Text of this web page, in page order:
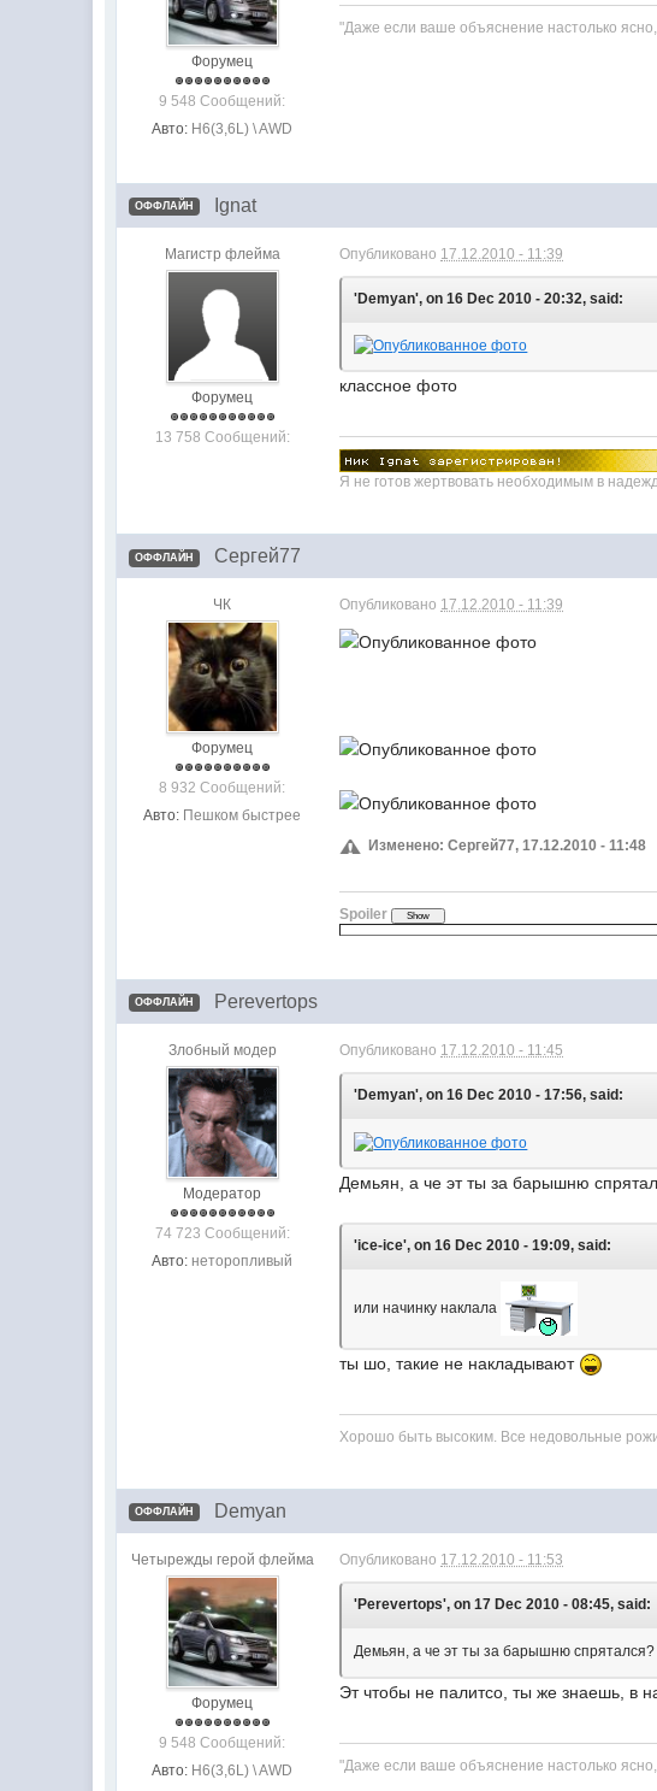
Форумец
9 548 Сообщений:
Авто: H6(3,6L) \ AWD
"Даже если ваше объяснение настолько
ОФФЛАЙН Ignat
Магистр флейма
Форумец
13 758 Сообщений:
Опубликовано 17.12.2010 - 11:39
'Demyan', on 16 Dec 2010 - 20:32, said:
классное фото
Я не готов жертвовать необходимым в
ОФФЛАЙН Сергей77
ЧК
Форумец
8 932 Сообщений:
Авто: Пешком быстрее
Опубликовано 17.12.2010 - 11:39
Изменено: Сергей77, 17.12.2010 - 11:48
Spoiler
ОФФЛАЙН Perevertops
Злобный модер
Модератор
74 723 Сообщений:
Авто: неторопливый
Опубликовано 17.12.2010 - 11:45
'Demyan', on 16 Dec 2010 - 17:56, said:
Демьян, а че эт ты за барышню
'ice-ice', on 16 Dec 2010 - 19:09, said:
или начинку наклала
ты шо, такие не накладывают
Хорошо быть высоким. Все недовольные
ОФФЛАЙН Demyan
Четырежды герой флейма
Форумец
9 548 Сообщений:
Авто: H6(3,6L) \ AWD
Опубликовано 17.12.2010 - 11:53
'Perevertops', on 17 Dec 2010 - 08:45, said:
Демьян, а че эт ты за барышню спрятался?
Эт чтобы не палитсо, ты же знаешь, в
"Даже если ваше объяснение настолько